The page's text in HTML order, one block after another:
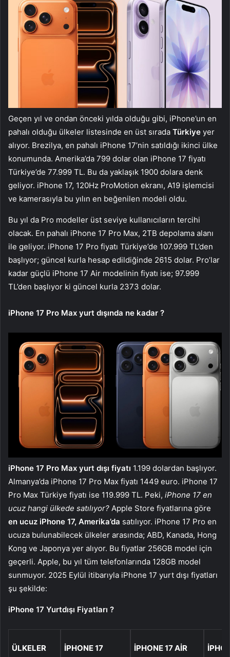
Geçen yıl ve ondan önceki yılda olduğu gibi, iPhone’un en
pahalı olduğu ülkeler listesinde en üst sırada Türkiye yer
alıyor. Brezilya, en pahalı iPhone 17’nin satıldığı ikinci ülke
konumunda. Amerika’da 799 dolar olan iPhone 17 fiyatı
Türkiye’de 77.999 TL. Bu da yaklaşık 1900 dolara denk
geliyor. iPhone 17, 120Hz ProMotion ekranı, A19 işlemcisi
ve kamerasıyla bu yılın en beğenilen modeli oldu.
Bu yıl da Pro modeller üst seviye kullanıcıların tercihi
olacak. En pahalı iPhone 17 Pro Max, 2TB depolama alanı
ile geliyor. iPhone 17 Pro fiyatı Türkiye’de 107.999 TL’den
başlıyor; güncel kurla hesap edildiğinde 2615 dolar. Pro’lar
kadar güçlü iPhone 17 Air modelinin fiyatı ise; 97.999
TL’den başlıyor ki güncel kurla 2373 dolar.
iPhone 17 Pro Max yurt dışında ne kadar ?
iPhone 17 Pro Max yurt dışı fiyatı 1.199 dolardan başlıyor.
Almanya’da iPhone 17 Pro Max fiyatı 1449 euro. iPhone 17
Pro Max Türkiye fiyatı ise 119.999 TL. Peki, iPhone 17 en
ucuz hangi ülkede satılıyor? Apple Store fiyatlarına göre
en ucuz iPhone 17, Amerika’da satılıyor. iPhone 17 Pro en
ucuza bulunabilecek ülkeler arasında; ABD, Kanada, Hong
Kong ve Japonya yer alıyor. Bu fiyatlar 256GB model için
geçerli. Apple, bu yıl tüm telefonlarında 128GB model
sunmuyor. 2025 Eylül itibarıyla iPhone 17 yurt dışı fiyatları
şu şekilde:
iPhone 17 Yurtdışı Fiyatları ?️
ÜLKELER IPHONE 17 IPHONE 17 AIR